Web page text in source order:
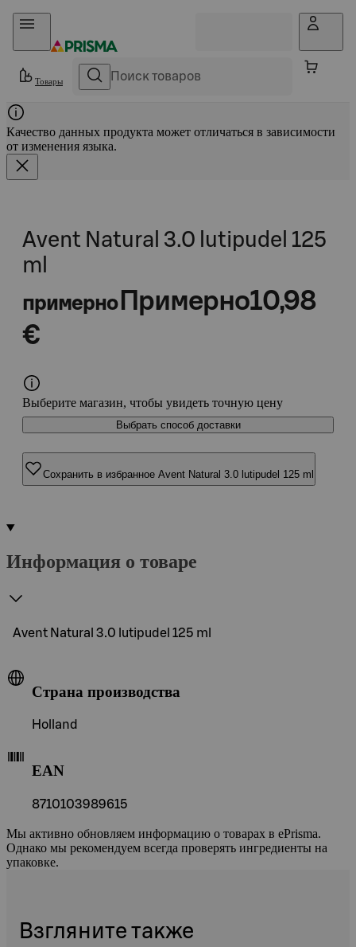
Прыгать в контент
Товары
Качество данных продукта может отличаться в зависимости
от изменения языка.
Avent Natural 3.0 lutipudel 125
ml
примерно Примерно10,98
€
Выберите магазин, чтобы увидеть точную цену
Выбрать способ доставки
Сохранить в избранное Avent Natural 3.0 lutipudel 125 ml
Информация о товаре
Avent Natural 3.0 lutipudel 125 ml
Страна производства
Holland
EAN
8710103989615
Мы активно обновляем информацию о товарах в ePrisma.
Однако мы рекомендуем всегда проверять ингредиенты на
упаковке.
Взгляните также